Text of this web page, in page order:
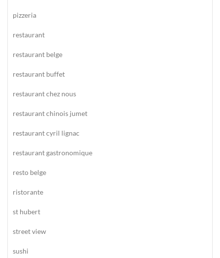
pizzeria
restaurant
restaurant belge
restaurant buffet
restaurant chez nous
restaurant chinois jumet
restaurant cyril lignac
restaurant gastronomique
resto belge
ristorante
st hubert
street view
sushi